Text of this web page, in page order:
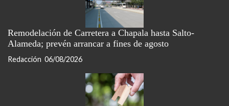
Remodelación de Carretera a Chapala hasta Salto-
Alameda; prevén arrancar a fines de agosto
Redacción 06/08/2026